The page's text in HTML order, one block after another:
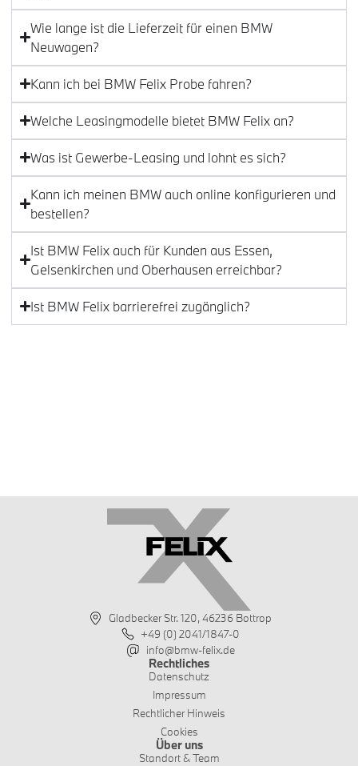
Wie lange ist die Lieferzeit für einen BMW
Neuwagen?
Kann ich bei BMW Felix Probe fahren?
Welche Leasingmodelle bietet BMW Felix an?
Was ist Gewerbe-Leasing und lohnt es sich?
Kann ich meinen BMW auch online konfigurieren und
bestellen?
Ist BMW Felix auch für Kunden aus Essen,
Gelsenkirchen und Oberhausen erreichbar?
Ist BMW Felix barrierefrei zugänglich?
Gladbecker Str. 120, 46236 Bottrop
+49 (0) 2041/1847-0
info@bmw-felix.de
Rechtliches
Datenschutz
Impressum
Rechtlicher Hinweis
Cookies
Über uns
Standort & Team